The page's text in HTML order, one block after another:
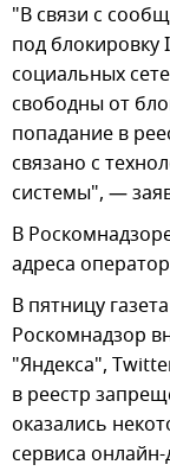
"В связи с
под блокировку
социальных
свободны от
попадание в
связано с
системы", —
В
адреса
В пятницу
Роскомнадзор
"Яндекса",
в реестр
оказались
сервиса